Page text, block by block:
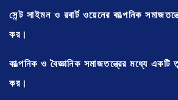
সেন্ট সাইমন ও রবার্ট ওয়েনের কাল্পনিক
কর।
কাল্পনিক ও বৈজ্ঞানিক সমাজতন্ত্রের মধ্যে
কর।